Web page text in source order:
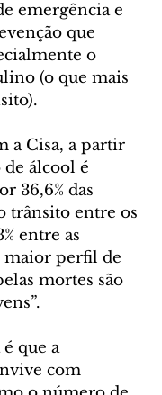
emergência e
que
o
(o que mais
a Cisa, a partir
de álcool é
36,6% das
trânsito entre os
entre as
maior perfil de
mortes são
que a
com